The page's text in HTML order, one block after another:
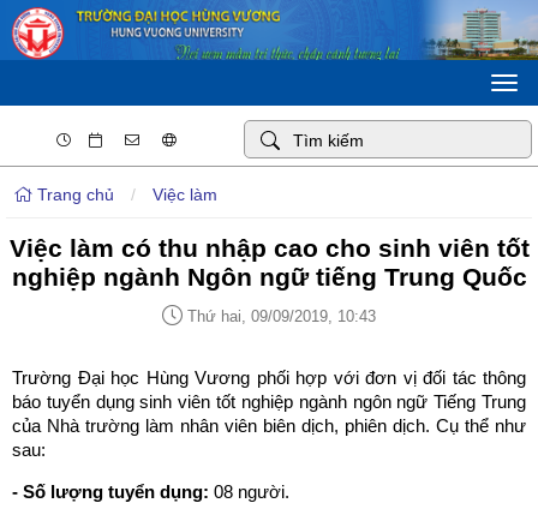
Trang chủ / Việc làm
Việc làm có thu nhập cao cho sinh viên tốt
nghiệp ngành Ngôn ngữ tiếng Trung Quốc
Thứ hai, 09/09/2019, 10:43
Trường Đại học Hùng Vương phối hợp với đơn vị đối tác thông
báo tuyển dụng sinh viên tốt nghiệp ngành ngôn ngữ Tiếng Trung
của Nhà trường làm nhân viên biên dịch, phiên dịch. Cụ thể như
sau:
- Số lượng tuyển dụng: 08 người.